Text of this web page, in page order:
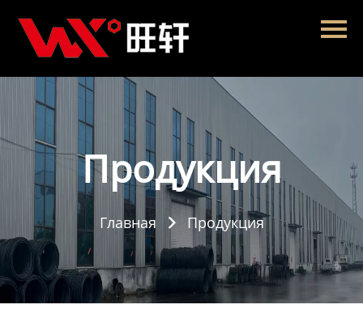
Главная
Продукция
Новости
О нас
Контакты Продукция
Главная  Продукция